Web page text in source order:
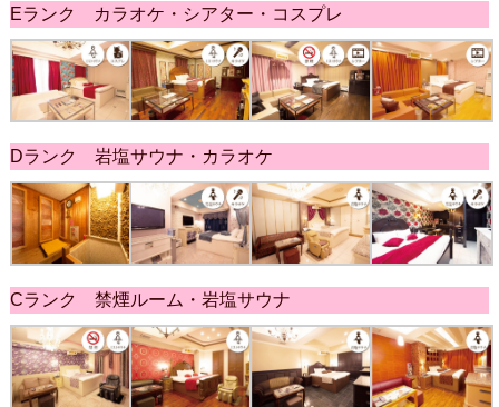
Eランク カラオケ・シアター・コスプレ
Dランク 岩塩サウナ・カラオケ
Cランク 禁煙ルーム・岩塩サウナ